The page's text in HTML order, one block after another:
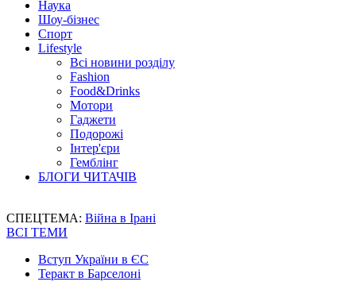
Наука
Шоу-бізнес
Спорт
Lifestyle
Всі новини розділу
Fashion
Food&Drinks
Мотори
Гаджети
Подорожі
Інтер'єри
Гемблінг
БЛОГИ ЧИТАЧІВ
СПЕЦТЕМА: Війна в Ірані
ВСІ ТЕМИ
Вступ України в ЄС
Теракт в Барселоні